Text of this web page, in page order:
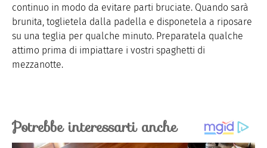
continuo in modo da evitare parti bruciate. Quando sarà
brunita, toglietela dalla padella e disponetela a riposare
su una teglia per qualche minuto. Preparatela qualche
attimo prima di impiattare i vostri spaghetti di
mezzanotte.